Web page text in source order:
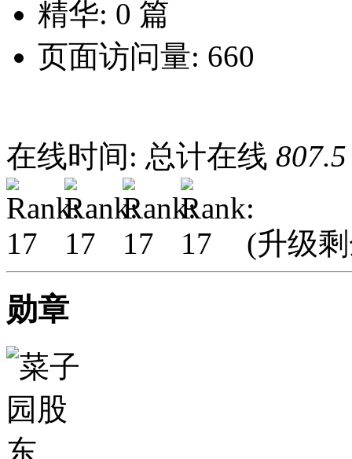
精华: 0 篇
页面访问量: 660
在线时间: 总计在线 807.5
(升级
勋章